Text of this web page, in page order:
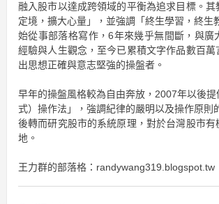
融入股市以達成跨領域的平衡為追求目標。其
定境，擴大心量」，並強調「終生學習，終生
始從事部落格寫作，6年來幾乎無間斷，與廣
經驗與人生觀念，至今已累積文字作品數百萬
出思想正確與意志堅強的操盤者。
早年的操盤風格較為自由奔放，2007年以後
式）操作法」，強調紀律的嚴明以及操作原則
後轉而研究股市的系統原理，對於台灣股市有
地。
王力群的部落格：randywang319.blogspot.tw